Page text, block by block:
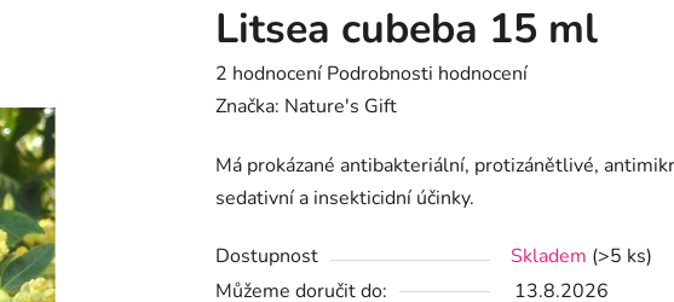
Litsea cubeba 15 ml
Průměrné
hodnocení
je
5,0
5
2 hodnocení Podrobnosti hodnocení
Značka: Nature's Gift
Má prokázané antibakteriální, protizánětlivé,
sedativní a insekticidní účinky.
Dostupnost Skladem (>5 ks)
Můžeme doručit do:
13.8.2026